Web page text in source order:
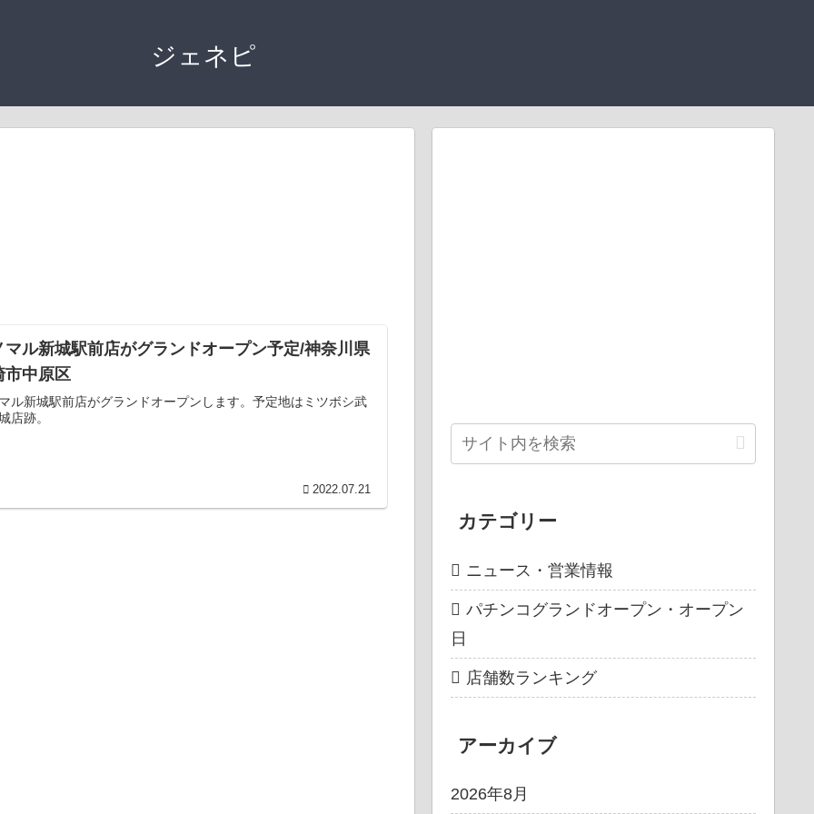
ジェネピ
マル新城駅前店がグランドオープン予定/神奈川県
市中原区
ル新城駅前店がグランドオープンします。予定地はミツボシ武
店跡。
2022.07.21
カテゴリー
ニュース・営業情報
パチンコグランドオープン・オープン
日
店舗数ランキング
アーカイブ
2026年8月